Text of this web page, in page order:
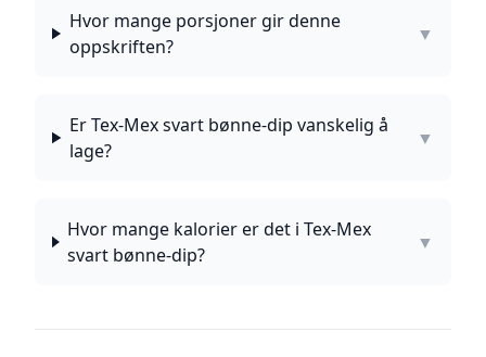
Hvor mange porsjoner gir denne
oppskriften?
▼
Er Tex-Mex svart bønne-dip vanskelig å
lage?
▼
Hvor mange kalorier er det i Tex-Mex
svart bønne-dip?
▼